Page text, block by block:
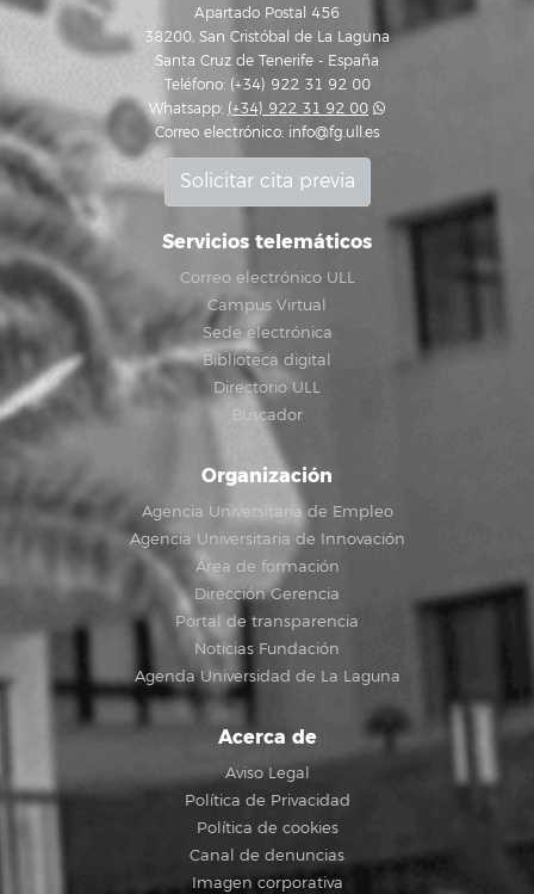
Apartado Postal 456
38200, San Cristóbal de La Laguna
Santa Cruz de Tenerife - España
Teléfono: (+34) 922 31 92 00
Whatsapp: (+34) 922 31 92 00
Correo electrónico: info@fg.ull.es
Solicitar cita previa
Servicios telemáticos
Correo electrónico ULL
Campus Virtual
Sede electrónica
Biblioteca digital
Directorio ULL
Buscador
Organización
Agencia Universitaria de Empleo
Agencia Universitaria de Innovación
Área de formación
Dirección Gerencia
Portal de transparencia
Noticias Fundación
Agenda Universidad de La Laguna
Acerca de
Aviso Legal
Política de Privacidad
Política de cookies
Canal de denuncias
Imagen corporativa